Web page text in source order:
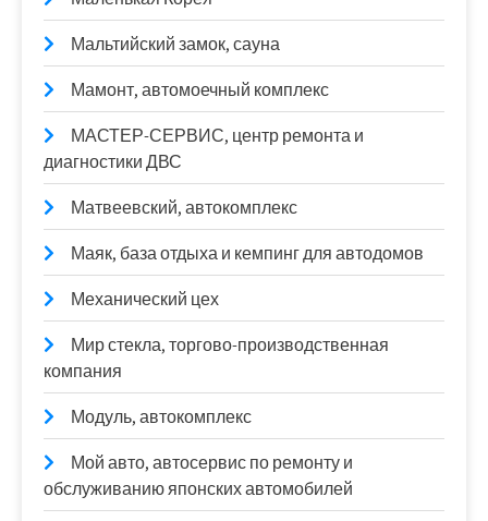
Мальтийский замок, сауна
Мамонт, автомоечный комплекс
МАСТЕР-СЕРВИС, центр ремонта и
диагностики ДВС
Матвеевский, автокомплекс
Маяк, база отдыха и кемпинг для автодомов
Механический цех
Мир стекла, торгово-производственная
компания
Модуль, автокомплекс
Мой авто, автосервис по ремонту и
обслуживанию японских автомобилей